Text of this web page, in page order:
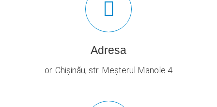
Adresa
or. Chișinău, str. Meșterul Manole 4